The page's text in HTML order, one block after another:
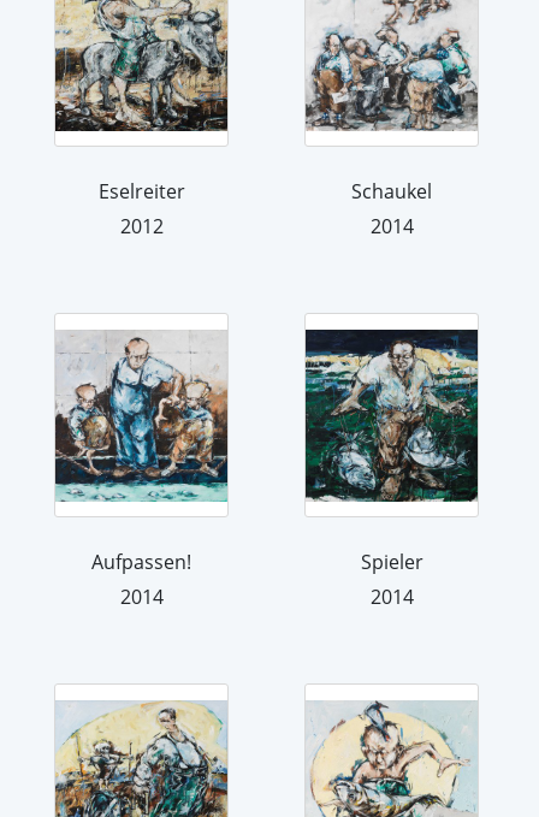
Eselreiter
2012
Schaukel
2014
Aufpassen!
2014
Spieler
2014